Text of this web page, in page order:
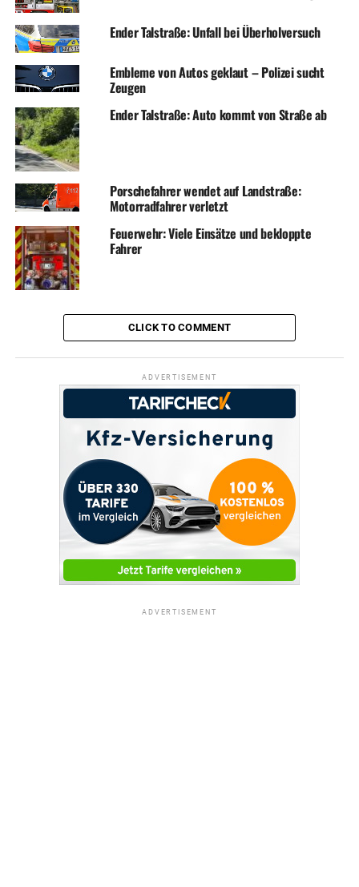
Ender Talstraße: Unfall bei Überholversuch
Embleme von Autos geklaut – Polizei sucht
Zeugen
Ender Talstraße: Auto kommt von Straße ab
Porschefahrer wendet auf Landstraße:
Motorradfahrer verletzt
Feuerwehr: Viele Einsätze und bekloppte
Fahrer
CLICK TO COMMENT
ADVERTISEMENT
ADVERTISEMENT